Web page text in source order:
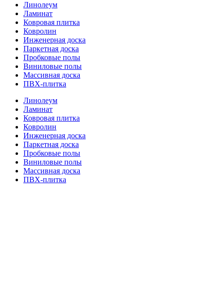
Линолеум
Ламинат
Ковровая плитка
Ковролин
Инженерная доска
Паркетная доска
Пробковые полы
Виниловые полы
Массивная доска
ПВХ-плитка
Линолеум
Ламинат
Ковровая плитка
Ковролин
Инженерная доска
Паркетная доска
Пробковые полы
Виниловые полы
Массивная доска
ПВХ-плитка